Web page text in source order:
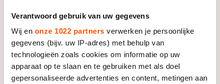
Verantwoord gebruik van uw gegevens
Wij en onze 1022 partners verwerken je persoonlijke
gegevens (bijv. uw IP-adres) met behulp van
technologieën zoals cookies om informatie op uw
apparaat op te slaan en te gebruiken met als doel
gepersonaliseerde advertenties en content, metingen aan